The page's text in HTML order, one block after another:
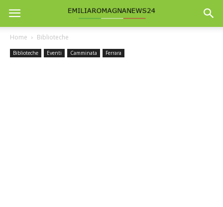
Home Biblioteche
Biblioteche Eventi Camminata Ferrara